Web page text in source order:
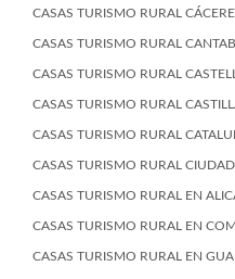
CASAS TURISMO RURAL
CASAS TURISMO RURAL
CASAS TURISMO RURAL
CASAS TURISMO RURAL
CASAS TURISMO RURAL
CASAS TURISMO RURAL
CASAS TURISMO RURAL EN
CASAS TURISMO RURAL EN
CASAS TURISMO RURAL EN